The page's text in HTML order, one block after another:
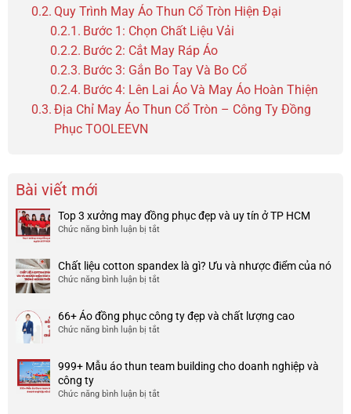
Quy Trình May Áo Thun Cổ Tròn Hiện Đại
Bước 1: Chọn Chất Liệu Vải
Bước 2: Cắt May Ráp Áo
Bước 3: Gắn Bo Tay Và Bo Cổ
Bước 4: Lên Lai Áo Và May Áo Hoàn Thiện
Địa Chỉ May Áo Thun Cổ Tròn – Công Ty Đồng
Phục TOOLEEVN
Bài viết mới
Top 3 xưởng may đồng phục đẹp và uy tín ở TP HCM
Chức năng bình luận bị tắt
xưởng
đẹp
tín
Chất liệu cotton spandex là gì? Ưu và nhược điểm của nó
Chức năng bình luận bị tắt
cotton
Ưu
66+ Áo đồng phục công ty đẹp và chất lượng cao
Chức năng bình luận bị tắt
đồng
999+ Mẫu áo thun team building cho doanh nghiệp và
công ty
Chức năng bình luận bị tắt